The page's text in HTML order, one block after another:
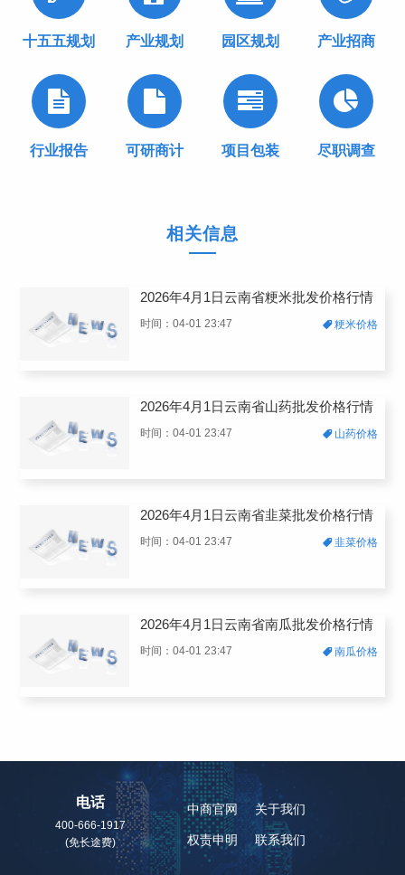
十五五规划 产业规划 园区规划 产业招商
行业报告 可研商计 项目包装 尽职调查
相关信息
2026年4月1日云南省粳米批发价格行情
时间：04-01 23:47 粳米价格
2026年4月1日云南省山药批发价格行情
时间：04-01 23:47 山药价格
2026年4月1日云南省韭菜批发价格行情
时间：04-01 23:47 韭菜价格
2026年4月1日云南省南瓜批发价格行情
时间：04-01 23:47 南瓜价格
电话
400-666-1917
(免长途费)
中商官网 关于我们
权责申明 联系我们